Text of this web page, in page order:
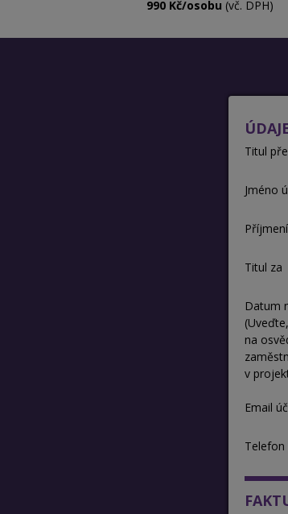
990 Kč/osobu (vč. DPH)
Titul
Jméno
Titul za
Datum
na
v
Email
Telefon